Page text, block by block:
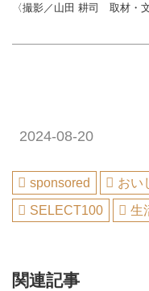
〈撮影／山田 耕司 取材・
2024-08-20
sponsored おい
SELECT100
生
関連記事